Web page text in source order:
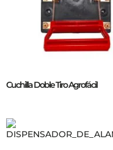
Cuchilla Doble Tiro Agrofácil